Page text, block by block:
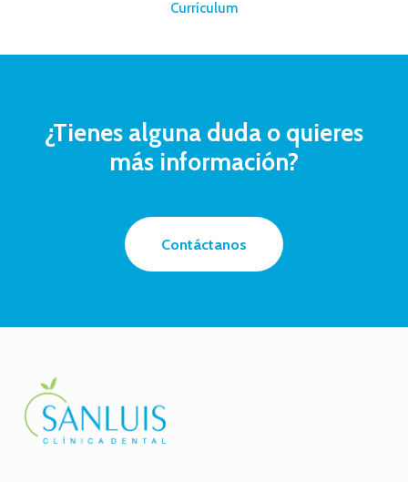
Currículum
¿Tienes alguna duda o quieres
más información?
Contáctanos